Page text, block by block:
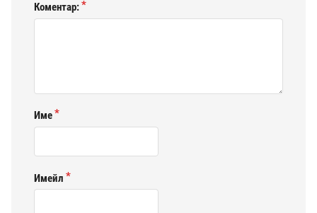
Коментар:
Име
Имейл